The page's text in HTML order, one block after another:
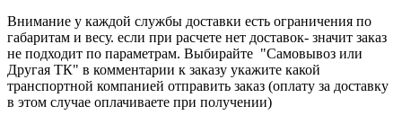
Внимание у каждой службы доставки есть ограничения по
габаритам и весу. если при расчете нет доставок- значит заказ
не подходит по параметрам. Выбирайте "Самовывоз или
Другая ТК" в комментарии к заказу укажите какой
транспортной компанией отправить заказ (оплату за доставку
в этом случае оплачиваете при получении)